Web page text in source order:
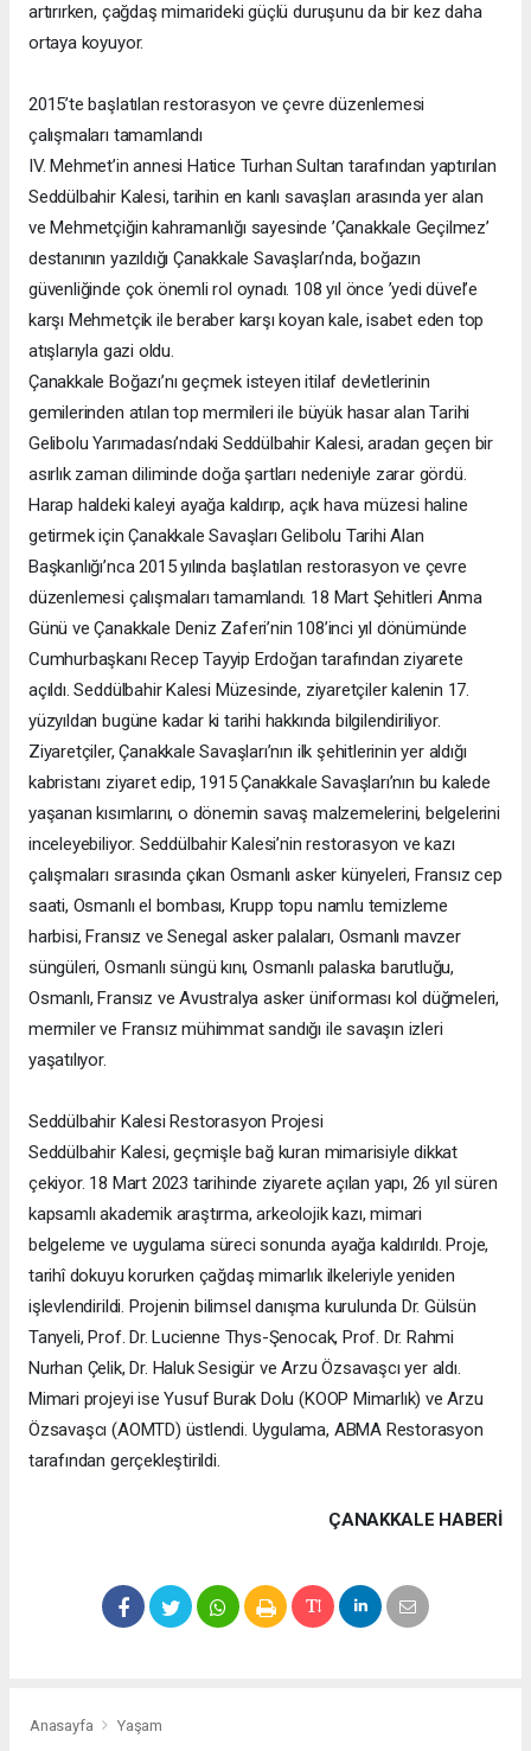
artırırken, çağdaş mimarideki güçlü duruşunu da bir kez daha
ortaya koyuyor.
2015’te başlatılan restorasyon ve çevre düzenlemesi
çalışmaları tamamlandı
IV. Mehmet’in annesi Hatice Turhan Sultan tarafından yaptırılan
Seddülbahir Kalesi, tarihin en kanlı savaşları arasında yer alan
ve Mehmetçiğin kahramanlığı sayesinde ’Çanakkale Geçilmez’
destanının yazıldığı Çanakkale Savaşları’nda, boğazın
güvenliğinde çok önemli rol oynadı. 108 yıl önce ’yedi düvel’e
karşı Mehmetçik ile beraber karşı koyan kale, isabet eden top
atışlarıyla gazi oldu.
Çanakkale Boğazı’nı geçmek isteyen itilaf devletlerinin
gemilerinden atılan top mermileri ile büyük hasar alan Tarihi
Gelibolu Yarımadası’ndaki Seddülbahir Kalesi, aradan geçen bir
asırlık zaman diliminde doğa şartları nedeniyle zarar gördü.
Harap haldeki kaleyi ayağa kaldırıp, açık hava müzesi haline
getirmek için Çanakkale Savaşları Gelibolu Tarihi Alan
Başkanlığı’nca 2015 yılında başlatılan restorasyon ve çevre
düzenlemesi çalışmaları tamamlandı. 18 Mart Şehitleri Anma
Günü ve Çanakkale Deniz Zaferi’nin 108’inci yıl dönümünde
Cumhurbaşkanı Recep Tayyip Erdoğan tarafından ziyarete
açıldı. Seddülbahir Kalesi Müzesinde, ziyaretçiler kalenin 17.
yüzyıldan bugüne kadar ki tarihi hakkında bilgilendiriliyor.
Ziyaretçiler, Çanakkale Savaşları’nın ilk şehitlerinin yer aldığı
kabristanı ziyaret edip, 1915 Çanakkale Savaşları’nın bu kalede
yaşanan kısımlarını, o dönemin savaş malzemelerini, belgelerini
inceleyebiliyor. Seddülbahir Kalesi’nin restorasyon ve kazı
çalışmaları sırasında çıkan Osmanlı asker künyeleri, Fransız cep
saati, Osmanlı el bombası, Krupp topu namlu temizleme
harbisi, Fransız ve Senegal asker palaları, Osmanlı mavzer
süngüleri, Osmanlı süngü kını, Osmanlı palaska barutluğu,
Osmanlı, Fransız ve Avustralya asker üniforması kol düğmeleri,
mermiler ve Fransız mühimmat sandığı ile savaşın izleri
yaşatılıyor.
Seddülbahir Kalesi Restorasyon Projesi
Seddülbahir Kalesi, geçmişle bağ kuran mimarisiyle dikkat
çekiyor. 18 Mart 2023 tarihinde ziyarete açılan yapı, 26 yıl süren
kapsamlı akademik araştırma, arkeolojik kazı, mimari
belgeleme ve uygulama süreci sonunda ayağa kaldırıldı. Proje,
tarihî dokuyu korurken çağdaş mimarlık ilkeleriyle yeniden
işlevlendirildi. Projenin bilimsel danışma kurulunda Dr. Gülsün
Tanyeli, Prof. Dr. Lucienne Thys-Şenocak, Prof. Dr. Rahmi
Nurhan Çelik, Dr. Haluk Sesigür ve Arzu Özsavaşcı yer aldı.
Mimari projeyi ise Yusuf Burak Dolu (KOOP Mimarlık) ve Arzu
Özsavaşcı (AOMTD) üstlendi. Uygulama, ABMA Restorasyon
tarafından gerçekleştirildi.
ÇANAKKALE HABERİ
Anasayfa Yaşam